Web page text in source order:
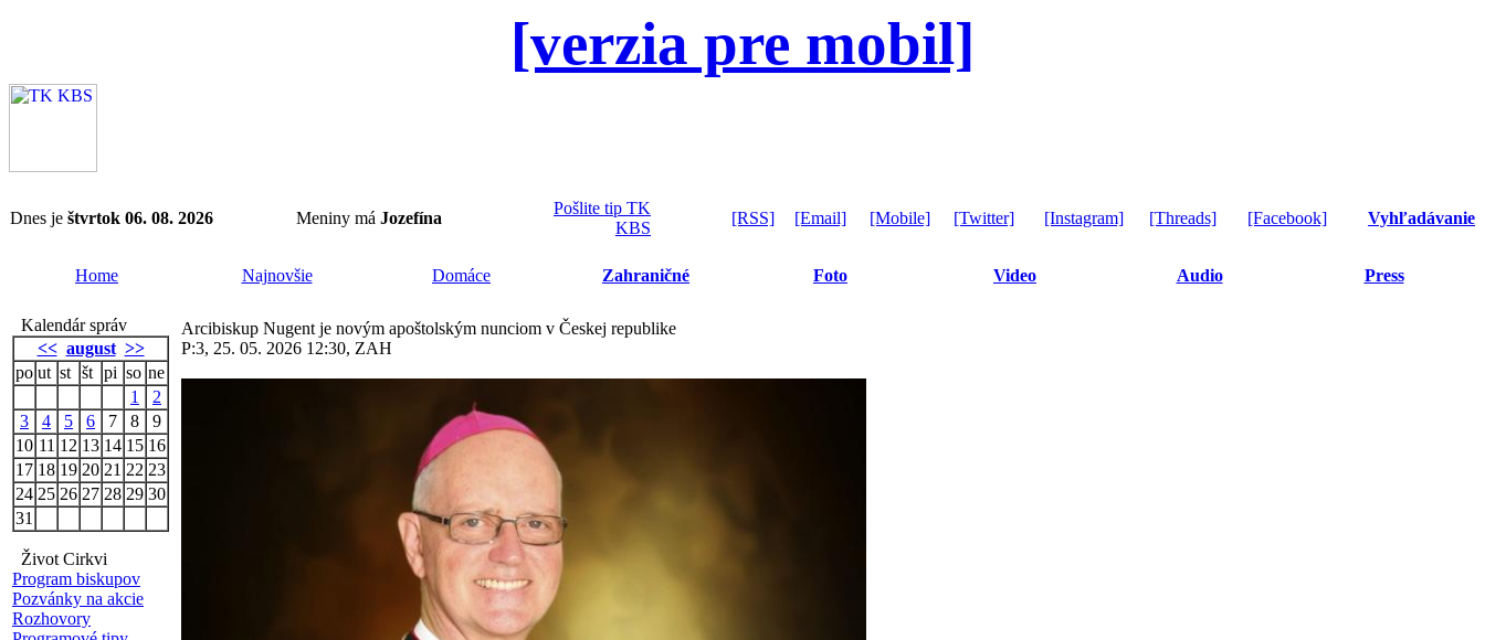
[verzia pre mobil]
Dnes je štvrtok 06. 08. 2026 Meniny má Jozefína
Pošlite tip TK
KBS
[RSS] [Email] [Mobile] [Twitter] [Instagram] [Threads] [Facebook] Vyhľadávanie
Home Najnovšie Domáce Zahraničné Foto Video Audio Press
Kalendár správ
<< august >>
po ut st št pi so ne
1
2
3
4 5 6 7 8
9
10 11 12 13 14 15 16
17 18 19 20 21 22 23
24 25 26 27 28 29 30
31
Život Cirkvi
Program biskupov
Pozvánky na akcie
Rozhovory
Arcibiskup Nugent je novým apoštolským nunciom v Českej republike
P:3, 25. 05. 2026 12:30, ZAH